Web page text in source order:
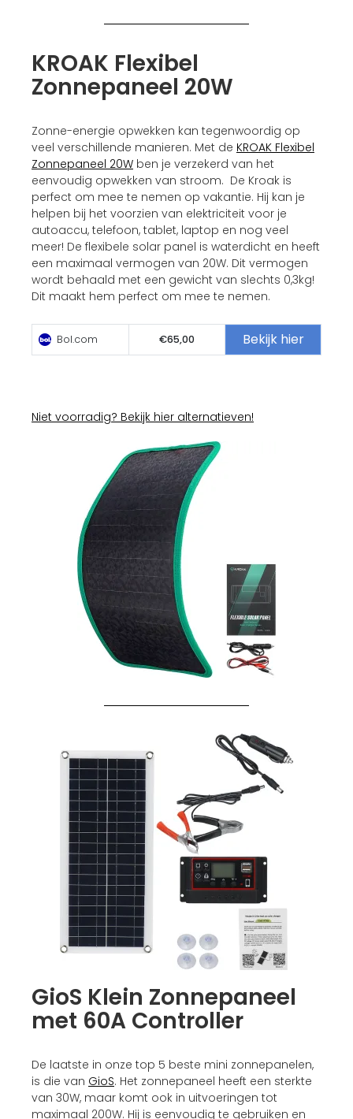
KROAK Flexibel
Zonnepaneel 20W
Zonne-energie opwekken kan tegenwoordig op
veel verschillende manieren. Met de KROAK Flexibel
Zonnepaneel 20W ben je verzekerd van het
eenvoudig opwekken van stroom. De Kroak is
perfect om mee te nemen op vakantie. Hij kan je
helpen bij het voorzien van elektriciteit voor je
autoaccu, telefoon, tablet, laptop en nog veel
meer! De flexibele solar panel is waterdicht en heeft
een maximaal vermogen van 20W. Dit vermogen
wordt behaald met een gewicht van slechts 0,3kg!
Dit maakt hem perfect om mee te nemen.
Bol.com €65,00 Bekijk hier
Niet voorradig? Bekijk hier alternatieven!
GioS Klein Zonnepaneel
met 60A Controller
De laatste in onze top 5 beste mini zonnepanelen,
is die van GioS. Het zonnepaneel heeft een sterkte
van 30W, maar komt ook in uitvoeringen tot
maximaal 200W. Hij is eenvoudig te gebruiken en